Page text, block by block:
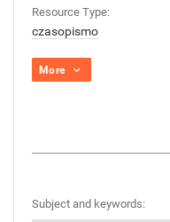
Resource Type:
czasopismo
More
Subject and keywords: